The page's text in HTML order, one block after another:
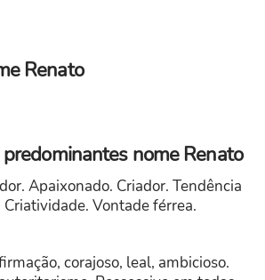
Renato
nome Renato
Apaixonado. Criador. Tendência
Vontade férrea.
corajoso, leal, ambicioso.